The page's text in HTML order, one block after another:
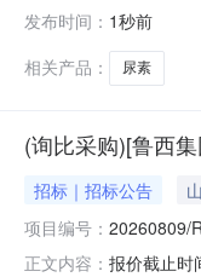
定，否则
发布时间： 1秒前
相关产品：
尿素
(询比采购)[鲁西
招标｜招标公告
项目编号： 20260809/
正文内容： 报价截止时